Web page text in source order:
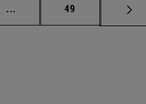
... Páginas intermedias Use
Página
49